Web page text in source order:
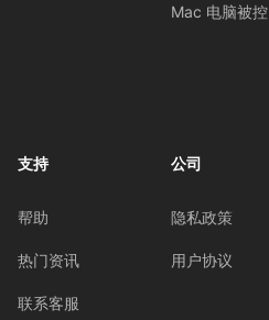
Mac 电脑被控
支持
帮助
热门资讯
联系客服
公司
隐私政策
用户协议